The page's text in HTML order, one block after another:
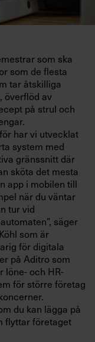
som ska
som de flesta
tar åtskilliga
överflöd av
på strul och
har vi utvecklat
system med
gränssnitt där
sköta det mesta
app i mobilen till
när du väntar
tur vid
säger
som är
för digitala
på Aditro som
löne- och HR-
för större företag
du kan lägga på
flyttar företaget